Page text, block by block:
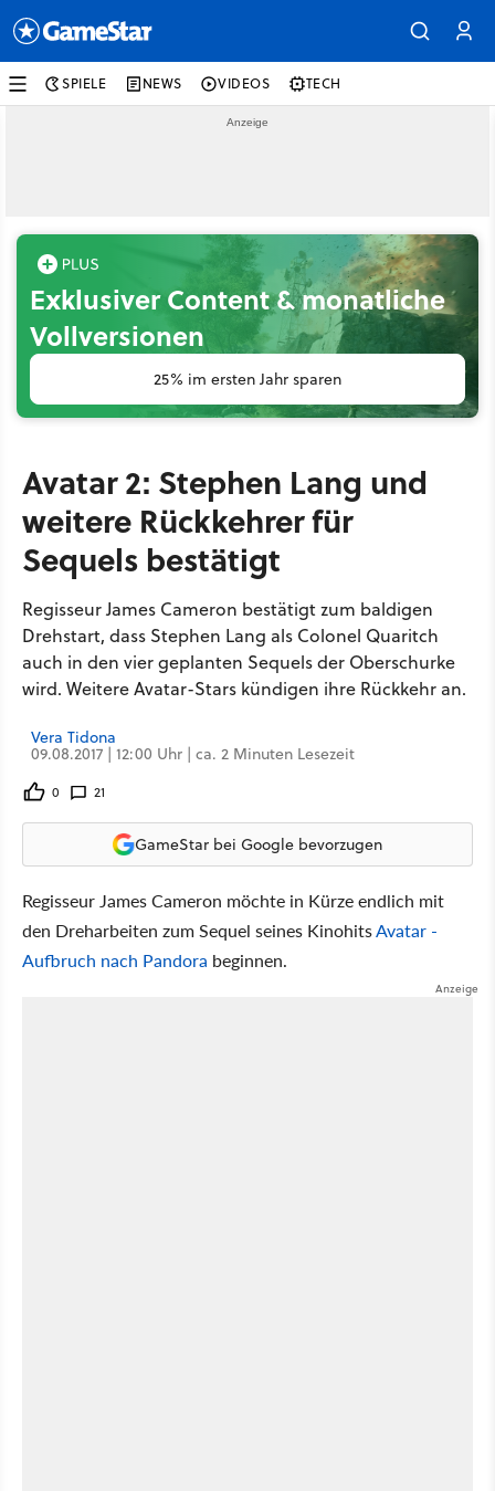
SPIELE NEWS VIDEOS TECH
Exklusiver Content & monatliche
Vollversionen
25% im ersten Jahr sparen
Avatar 2: Stephen Lang und
weitere Rückkehrer für
Sequels bestätigt
Regisseur James Cameron bestätigt zum baldigen
Drehstart, dass Stephen Lang als Colonel Quaritch
auch in den vier geplanten Sequels der Oberschurke
wird. Weitere Avatar-Stars kündigen ihre Rückkehr an.
Vera Tidona
09.08.2017 | 12:00 Uhr | ca. 2 Minuten Lesezeit
0 21
GameStar bei Google bevorzugen
Regisseur James Cameron möchte in Kürze endlich mit
den Dreharbeiten zum Sequel seines KinohitsAvatar -
Aufbruch nach Pandora beginnen.